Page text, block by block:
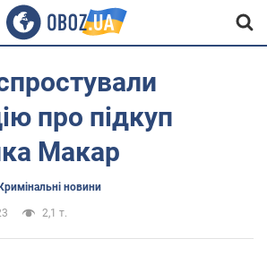
про підкуп
Макар
Кримінальні новини
2,1 т.